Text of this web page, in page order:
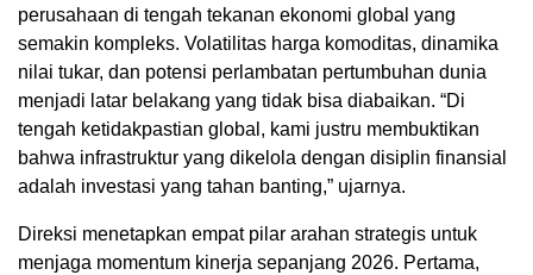
perusahaan di tengah tekanan ekonomi global yang
semakin kompleks. Volatilitas harga komoditas, dinamika
nilai tukar, dan potensi perlambatan pertumbuhan dunia
menjadi latar belakang yang tidak bisa diabaikan. “Di
tengah ketidakpastian global, kami justru membuktikan
bahwa infrastruktur yang dikelola dengan disiplin finansial
adalah investasi yang tahan banting,” ujarnya.
Direksi menetapkan empat pilar arahan strategis untuk
menjaga momentum kinerja sepanjang 2026. Pertama,